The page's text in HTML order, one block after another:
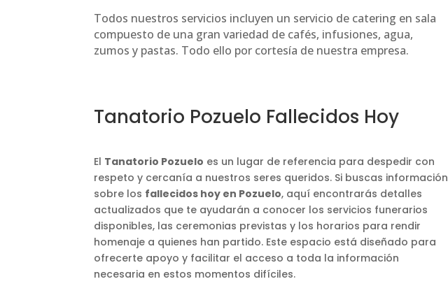
Todos nuestros servicios incluyen un servicio de catering en sala
compuesto de una gran variedad de cafés, infusiones, agua,
zumos y pastas. Todo ello por cortesía de nuestra empresa.
Tanatorio Pozuelo Fallecidos Hoy
El Tanatorio Pozuelo es un lugar de referencia para despedir con
respeto y cercanía a nuestros seres queridos. Si buscas información
sobre los fallecidos hoy en Pozuelo, aquí encontrarás detalles
actualizados que te ayudarán a conocer los servicios funerarios
disponibles, las ceremonias previstas y los horarios para rendir
homenaje a quienes han partido. Este espacio está diseñado para
ofrecerte apoyo y facilitar el acceso a toda la información
necesaria en estos momentos difíciles.